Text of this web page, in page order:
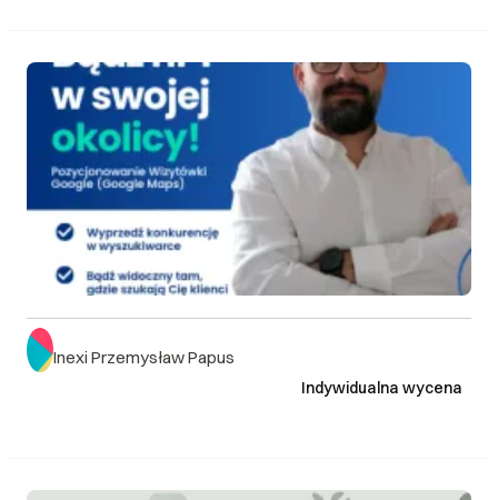
Inexi Przemysław Papus
Indywidualna wycena